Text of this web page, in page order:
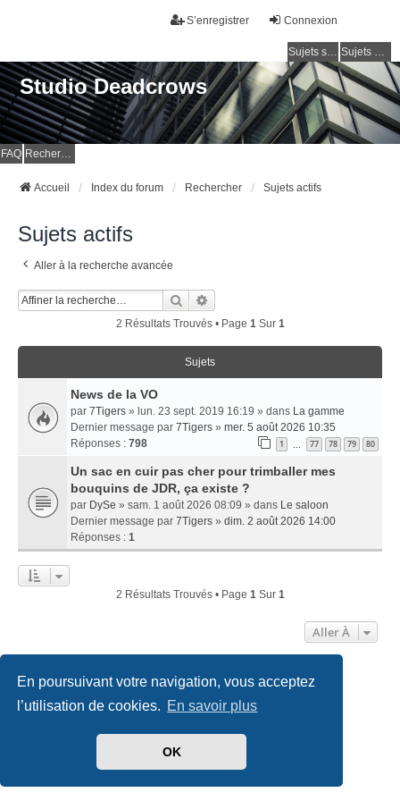
En poursuivant votre navigation, vous acceptez
l’utilisation de cookies. En savoir plus
OK
Connexion
S’enregistrer
Sujets sans réponse Sujets actifs
Studio Deadcrows
FAQ Rechercher
Accueil Index du forum Rechercher Sujets actifs
Sujets actifs
Aller à la recherche avancée
Rechercher
2 Résultats Trouvés • Page 1Sur 1
Sujets
News de la VO
par 7Tigers » lun. 23 sept. 2019 16:19 » dans La gamme
Dernier message par 7Tigers » mer. 5 août 2026 10:35
Réponses : 798 1 77 78 79 80
Un sac en cuir pas cher pour trimballer mes
bouquins de JDR, ça existe ?
par DySe » sam. 1 août 2026 08:09 » dans Le saloon
Dernier message par 7Tigers » dim. 2 août 2026 14:00
Réponses : 1
2 Résultats Trouvés • Page 1Sur 1
Aller À
Accueil Index du forum Nous contacter
phpBB-fr.com
created by INVENTEA & v12mike
Conditions